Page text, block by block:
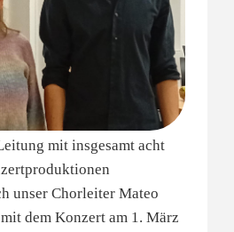
mit insgesamt acht
unser Chorleiter Mateo
dem Konzert am 1. März